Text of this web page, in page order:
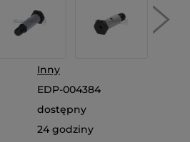
Inny
EDP-004384
dostępny
24 godziny